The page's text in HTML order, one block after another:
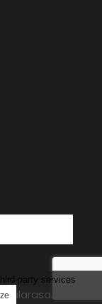
party services